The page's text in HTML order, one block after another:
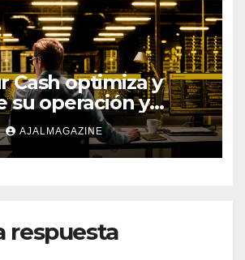
Cash optimiza y
su operación y
con la ayuda de IA y
AJALMAGAZINE
respuesta